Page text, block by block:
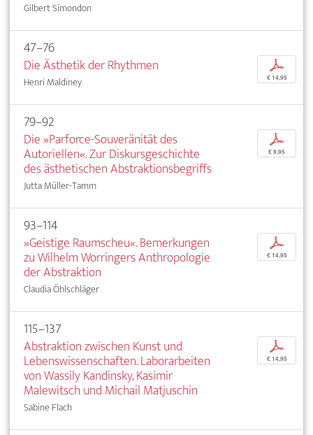
Gilbert Simondon
47–76
Die Ästhetik der Rhythmen
Henri Maldiney
p
€ 14,95
79–92
Die »Parforce-Souveränität des
Autoriellen«. Zur Diskursgeschichte
des ästhetischen Abstraktionsbegriffs
Jutta Müller-Tamm
p
€ 9,95
93–114
»Geistige Raumscheu«. Bemerkungen
zu Wilhelm Worringers Anthropologie
der Abstraktion
Claudia Öhlschläger
p
€ 14,95
115–137
Abstraktion zwischen Kunst und
Lebenswissenschaften. Laborarbeiten
von Wassily Kandinsky, Kasimir
Malewitsch und Michail Matjuschin
Sabine Flach
p
€ 14,95